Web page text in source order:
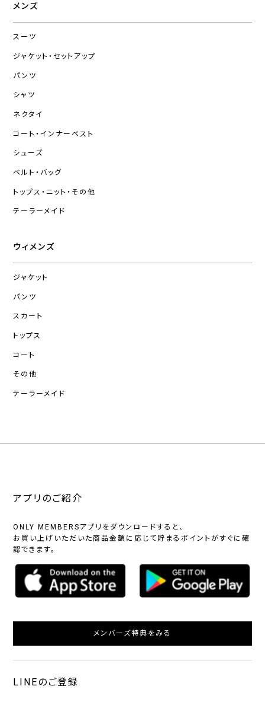
メンズ
スーツ
ジャケット・セットアップ
パンツ
シャツ
ネクタイ
コート・インナーベスト
シューズ
ベルト・バッグ
トップス・ニット・その他
テーラーメイド
ウィメンズ
ジャケット
パンツ
スカート
トップス
コート
その他
テーラーメイド
アプリのご紹介
ONLY MEMBERSアプリをダウンロードすると、
お買い上げいただいた商品金額に応じて貯まるポイントがすぐに確
認できます。
メンバーズ特典をみる
LINEのご登録